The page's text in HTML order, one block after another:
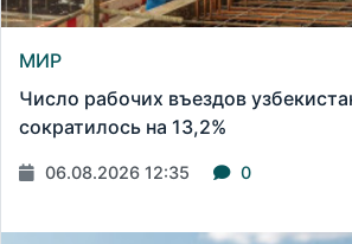
МИР
Число рабочих въездов
сократилось на 13,2%
06.08.2026 12:35 0